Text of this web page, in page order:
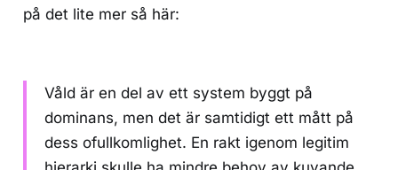
på det lite mer så här:
Våld är en del av ett system byggt på
dominans, men det är samtidigt ett mått på
dess ofullkomlighet. En rakt igenom legitim